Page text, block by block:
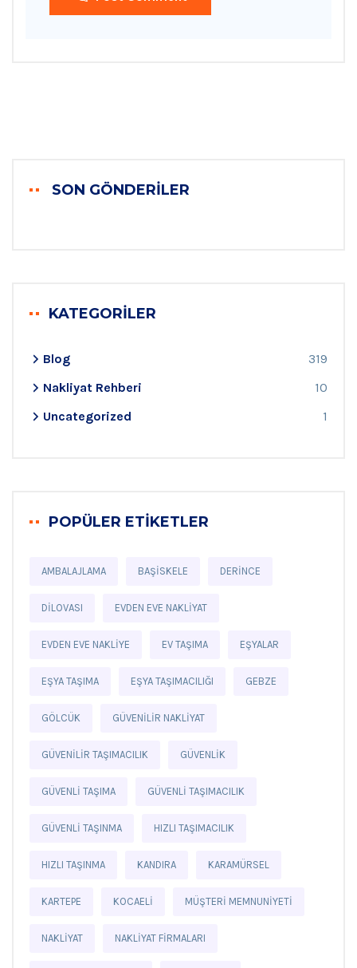
SON GÖNDERILER
KATEGORILER
Blog
319
Nakliyat Rehberi
10
Uncategorized
1
POPÜLER ETIKETLER
AMBALAJLAMA BAŞISKELE DERINCE
DILOVASI EVDEN EVE NAKLIYAT
EVDEN EVE NAKLIYE EV TAŞIMA EŞYALAR
EŞYA TAŞIMA EŞYA TAŞIMACILIĞI GEBZE
GÖLCÜK GÜVENILIR NAKLIYAT
GÜVENILIR TAŞIMACILIK GÜVENLIK
GÜVENLI TAŞIMA GÜVENLI TAŞIMACILIK
GÜVENLI TAŞINMA HIZLI TAŞIMACILIK
HIZLI TAŞINMA KANDIRA KARAMÜRSEL
KARTEPE KOCAELI MÜŞTERI MEMNUNIYETI
NAKLIYAT NAKLIYAT FIRMALARI